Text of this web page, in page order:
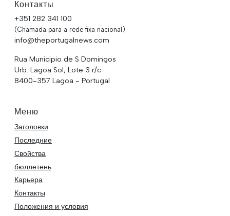
Контакты
+351 282 341 100
(Chamada para a rede fixa nacional)
info@theportugalnews.com
Rua Municipio de S Domingos
Urb. Lagoa Sol, Lote 3 r/c
8400-357 Lagoa - Portugal
Меню
Заголовки
Последние
Свойства
бюллетень
Карьера
Контакты
Положения и условия